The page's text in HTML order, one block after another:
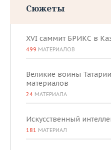
Сюжеты
XVI саммит БРИКС в
499 МАТЕРИАЛОВ
Великие воины
материалов
24 МАТЕРИАЛА
Искусственный
181 МАТЕРИАЛ